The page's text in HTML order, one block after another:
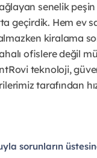
senelik
geçirdik. Hem ev
kiralama
ofislere değil
teknoloji,
tarafından
sorunların